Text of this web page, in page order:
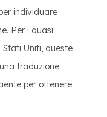
individuare
Per i quasi
Stati Uniti, queste
traduzione
per ottenere